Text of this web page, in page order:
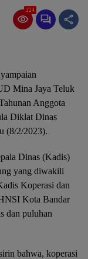
224
Mina Jaya Teluk
Anggota
Diklat Dinas
(8/2/2023).
Dinas (Kadis)
yang diwakili
Koperasi dan
Kota Bandar
dan puluhan
bahwa, koperasi